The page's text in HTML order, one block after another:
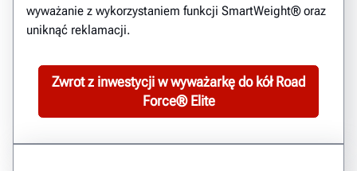
wyważanie z wykorzystaniem funkcji SmartWeight® oraz
uniknąć reklamacji.
Zwrot z inwestycji w wyważarkę do kół Road
Force® Elite